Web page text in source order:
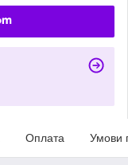
Оплата Умови